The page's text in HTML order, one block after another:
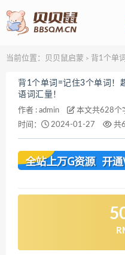
当前位置： 贝贝鼠启蒙 > 背1个单词=记
背1个单词=记住3个单词！
语词汇量！
作者 : admin 本文共628个
时间：
2024-01-27 共